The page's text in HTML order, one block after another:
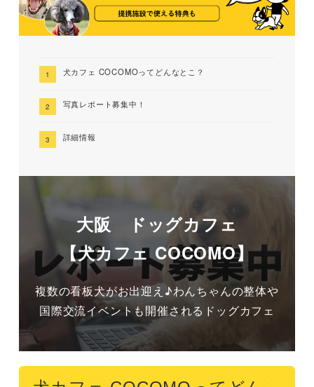
犬カフェ COCOMOってどんなとこ？
写真レポート募集中！
詳細情報
大阪 ドッグカフェ
【犬カフェ COCOMO】
複数の看板犬がお出迎え♪わんちゃんの整体や
国際交流イベントも開催されるドッグカフェ